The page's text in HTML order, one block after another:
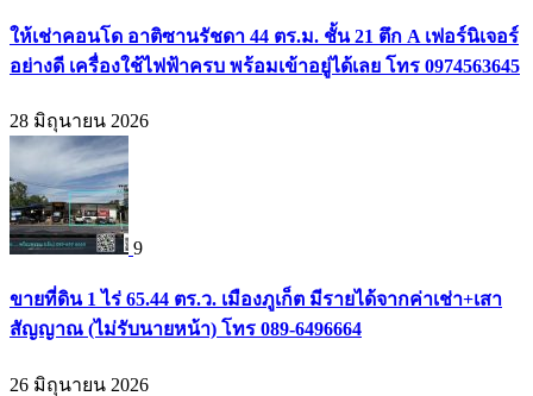
ให้เช่าคอนโด อาติซานรัชดา 44 ตร.ม. ชั้น 21 ตึก A เฟอร์นิเจอร์
อย่างดี เครื่องใช้ไฟฟ้าครบ พร้อมเข้าอยู่ได้เลย โทร 0974563645
28 มิถุนายน 2026
9
ขายที่ดิน 1 ไร่ 65.44 ตร.ว. เมืองภูเก็ต มีรายได้จากค่าเช่า+เสา
สัญญาณ (ไม่รับนายหน้า) โทร 089-6496664
26 มิถุนายน 2026